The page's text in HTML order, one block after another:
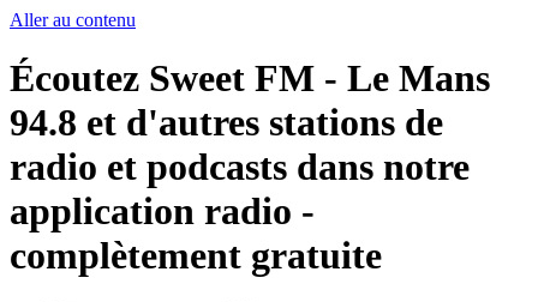
Aller au contenu
Écoutez Sweet FM - Le Mans
94.8 et d'autres stations de
radio et podcasts dans notre
application radio -
complètement gratuite